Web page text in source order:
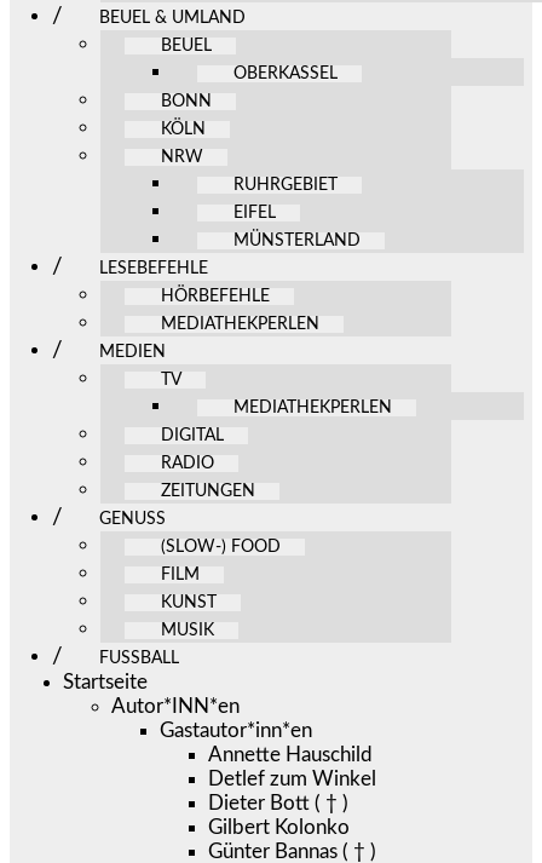
BEUEL & UMLAND
BEUEL
OBERKASSEL
BONN
KÖLN
NRW
RUHRGEBIET
EIFEL
MÜNSTERLAND
LESEBEFEHLE
HÖRBEFEHLE
MEDIATHEKPERLEN
MEDIEN
TV
MEDIATHEKPERLEN
DIGITAL
RADIO
ZEITUNGEN
GENUSS
(SLOW-) FOOD
FILM
KUNST
MUSIK
FUSSBALL
Startseite
Autor*INN*en
Gastautor*inn*en
Annette Hauschild
Detlef zum Winkel
Dieter Bott ( † )
Gilbert Kolonko
Günter Bannas ( † )